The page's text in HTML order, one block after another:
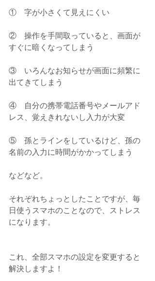
①    字が小さくて見えにくい
②    操作を手間取っていると、画面が
すぐに暗くなってしまう
③    いろんなお知らせが画面に頻繁に
出てきてしまう
④    自分の携帯電話番号やメールアド
レス、覚えきれないし入力が大変
⑤    孫とラインをしているけど、孫の
名前の入力に時間がかかってしまう
などなど。
それぞれちょっとしたことですが、毎
日使うスマホのことなので、ストレス
になります。
これ、全部スマホの設定を変更すると
解決しますよ！